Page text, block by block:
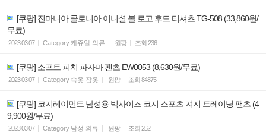
[쿠팡] 진마니아 클로니아 이니셜 볼 로고 후드 티셔츠 TG-508 (33,860원/
무료)
2023.03.07 Category 캐쥬얼 의류 원팡 조회 236
[쿠팡] 소프트 피치 파자마 팬츠 EW0053 (8,630원/무료)
2023.03.07 Category 속옷 잠옷 원팡 조회 84875
[쿠팡] 코지레이먼트 남성용 빅사이즈 코지 스포츠 져지 트레이닝 팬츠 (4
9,900원/무료)
2023.03.07 Category 남성 의류 원팡 조회 252